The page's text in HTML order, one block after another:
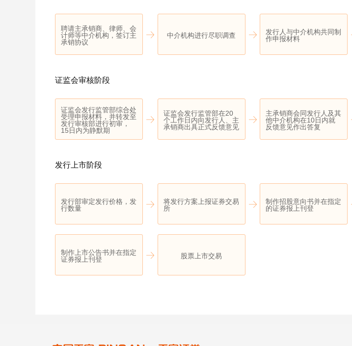
聘请主承销商、律师、会
计师等中介机构，签订主
承销协议
中介机构进行尽职调查
发行人与中介机构共同制
作申报材料
证监会审核阶段
证监会发行监管部综合处
受理申报材料，并转发至
发行审核部进行初审，
15日内为静默期
证监会发行监管部在20
个工作日内向发行人、主
承销商出具正式反馈意见
主承销商会同发行人及其
他中介机构在10日内就
反馈意见作出答复
发行上市阶段
发行部审定发行价格，发
行数量
将发行方案上报证券交易
所
制作招股意向书并在指定
的证券报上刊登
制作上市公告书并在指定
证券报上刊登
股票上市交易